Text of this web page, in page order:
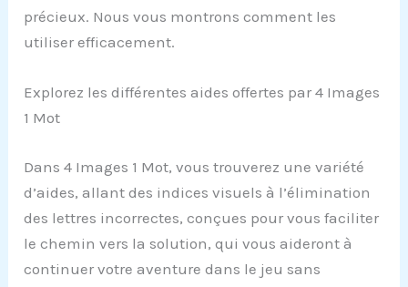
précieux. Nous vous montrons comment les
utiliser efficacement.
Explorez les différentes aides offertes par 4 Images
1 Mot
Dans 4 Images 1 Mot, vous trouverez une variété
d’aides, allant des indices visuels à l’élimination
des lettres incorrectes, conçues pour vous faciliter
le chemin vers la solution, qui vous aideront à
continuer votre aventure dans le jeu sans